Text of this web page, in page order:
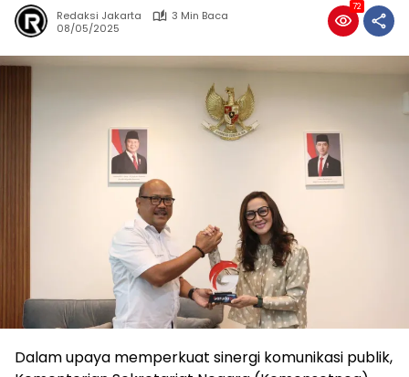
Redaksi Jakarta
3 Min Baca
08/05/2025
72
Dalam upaya memperkuat sinergi komunikasi publik,